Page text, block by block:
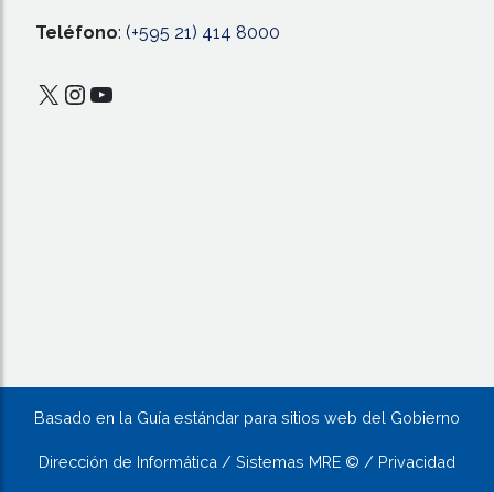
Teléfono: (+595 21) 414 8000
X Instagram
YouTube
Basado en la Guía estándar para sitios web del Gobierno
Dirección de Informática / Sistemas MRE © / Privacidad